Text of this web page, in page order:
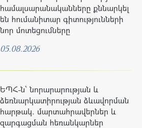
համալսարանականները քննարկել
են հումանիտար գիտությունների
նոր մոտեցումները
05.08.2026
ԵՊՀ-ն՝ նորարարության և
ձեռնարկատիրության ձևավորման
հարթակ. մարտահրավերներ և
զարգացման հեռանկարներ